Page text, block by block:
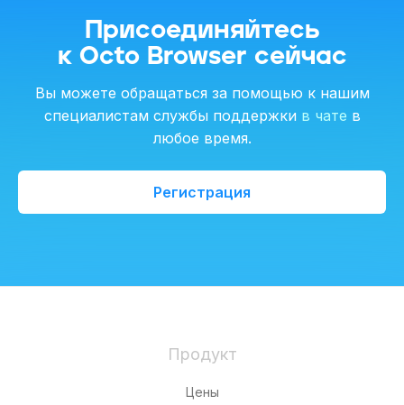
Присоединяйтесь
к Octo Browser сейчас
Вы можете обращаться за помощью к нашим
специалистам службы поддержки в чате в
любое время.
Регистрация
Продукт
Цены